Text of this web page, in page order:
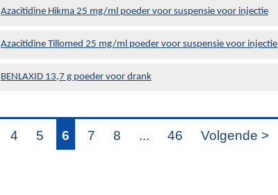
Azacitidine Hikma 25 mg/ml poeder voor suspensie voor injectie
Azacitidine Tillomed 25 mg/ml poeder voor suspensie voor injectie
BENLAXID 13,7 g poeder voor drank
4 5 6 7 8 ... 46 Volgende >